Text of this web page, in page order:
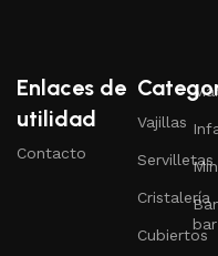
Enlaces de
utilidad
Contacto
Vajillas
Servilletas
Cristalería
Cubiertos
bar